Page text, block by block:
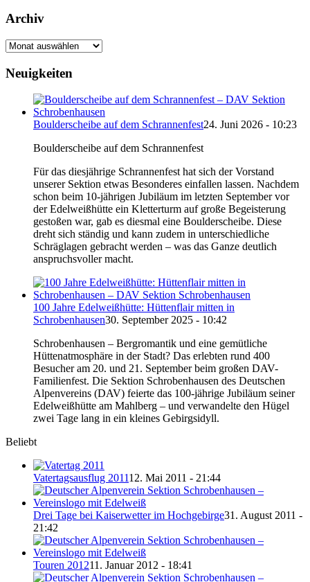
Archiv
Archiv
Neuigkeiten
Boulderscheibe auf dem Schrannenfest24. Juni 2026 - 10:23
Boulderscheibe auf dem Schrannenfest
Für das diesjährige Schrannenfest hat sich der Vorstand
unserer Sektion etwas Besonderes einfallen lassen. Nachdem
schon beim 10-jährigen Jubiläum im letzten September vor
der Edelweißhütte ein Kletterturm auf große Begeisterung
gestoßen war, gab es diesmal eine Boulderscheibe. Diese
dreht sich ständig und kann zudem in unterschiedliche
Schräglagen gebracht werden – was das Ganze deutlich
anspruchsvoller macht.
100 Jahre Edelweißhütte: Hüttenflair mitten in
Schrobenhausen30. September 2025 - 10:42
Schrobenhausen – Bergromantik und eine gemütliche
Hüttenatmosphäre in der Stadt? Das erlebten rund 400
Besucher am 20. und 21. September beim großen DAV-
Familienfest. Die Sektion Schrobenhausen des Deutschen
Alpenvereins (DAV) feierte das 100-jährige Jubiläum seiner
Edelweißhütte am Mahlberg – und verwandelte den Hügel
zwei Tage lang in ein kleines Gebirgsidyll.
Beliebt
Vatertagsausflug 201112. Mai 2011 - 21:44
Drei Tage bei Kaiserwetter im Hochgebirge31. August 2011 -
21:42
Touren 201211. Januar 2012 - 18:41